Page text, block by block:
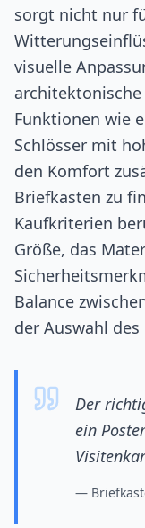
sorgt nicht nur
visuelle
Funktionen wie
Schlösser mit
den Komfort
Briefkasten zu
Kaufkriterien
Größe, das
Balance
der Auswahl
Der
ein
—